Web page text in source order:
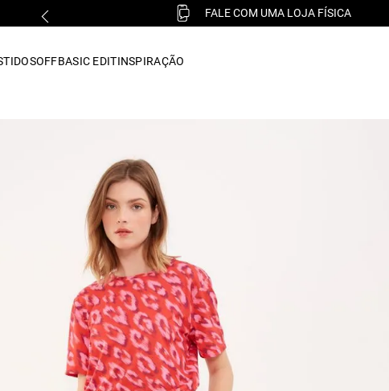
FALE COM UMA LOJA FÍSICA
OFFBASIC EDITINSPIRAÇÃO